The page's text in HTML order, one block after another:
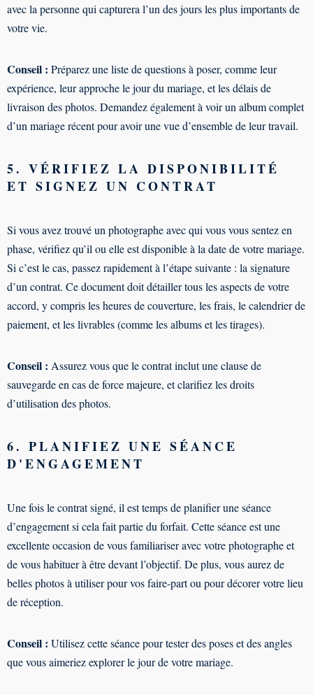
avec la personne qui capturera l’un des jours les plus importants de
votre vie.
Conseil : Préparez une liste de questions à poser, comme leur
expérience, leur approche le jour du mariage, et les délais de
livraison des photos. Demandez également à voir un album complet
d’un mariage récent pour avoir une vue d’ensemble de leur travail.
5. VÉRIFIEZ LA DISPONIBILITÉ
ET SIGNEZ UN CONTRAT
Si vous avez trouvé un photographe avec qui vous vous sentez en
phase, vérifiez qu’il ou elle est disponible à la date de votre mariage.
Si c’est le cas, passez rapidement à l’étape suivante : la signature
d’un contrat. Ce document doit détailler tous les aspects de votre
accord, y compris les heures de couverture, les frais, le calendrier de
paiement, et les livrables (comme les albums et les tirages).
Conseil : Assurez vous que le contrat inclut une clause de
sauvegarde en cas de force majeure, et clarifiez les droits
d’utilisation des photos.
6. PLANIFIEZ UNE SÉANCE
D'ENGAGEMENT
Une fois le contrat signé, il est temps de planifier une séance
d’engagement si cela fait partie du forfait. Cette séance est une
excellente occasion de vous familiariser avec votre photographe et
de vous habituer à être devant l’objectif. De plus, vous aurez de
belles photos à utiliser pour vos faire-part ou pour décorer votre lieu
de réception.
Conseil : Utilisez cette séance pour tester des poses et des angles
que vous aimeriez explorer le jour de votre mariage.